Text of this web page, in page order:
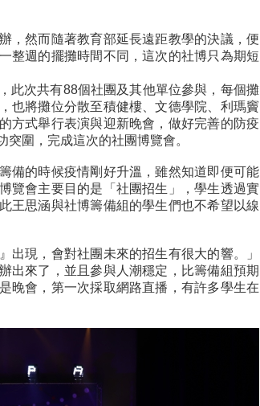
，然而隨著教育部延長遠距教學的決議，便
整週的擺攤時間不同，這次的社博只為期短
此次共有88個社團及其他單位參與，每個攤
也將攤位分散至積健樓、文德學院、利瑪竇
方式舉行表演與迎新晚會，做好完善的防疫
圍，完成這次的社團博覽會。
備的時候疫情剛好升溫，雖然知道即便可能
覽會主要目的是「社團招生」，學生透過實
王思涵與社博籌備組的學生們也不希望以線
出現，會對社團未來的招生有很大的響。」
出來了，並且參與人潮穩定，比籌備組預期
晚會，第一次採取網路直播，有許多學生在